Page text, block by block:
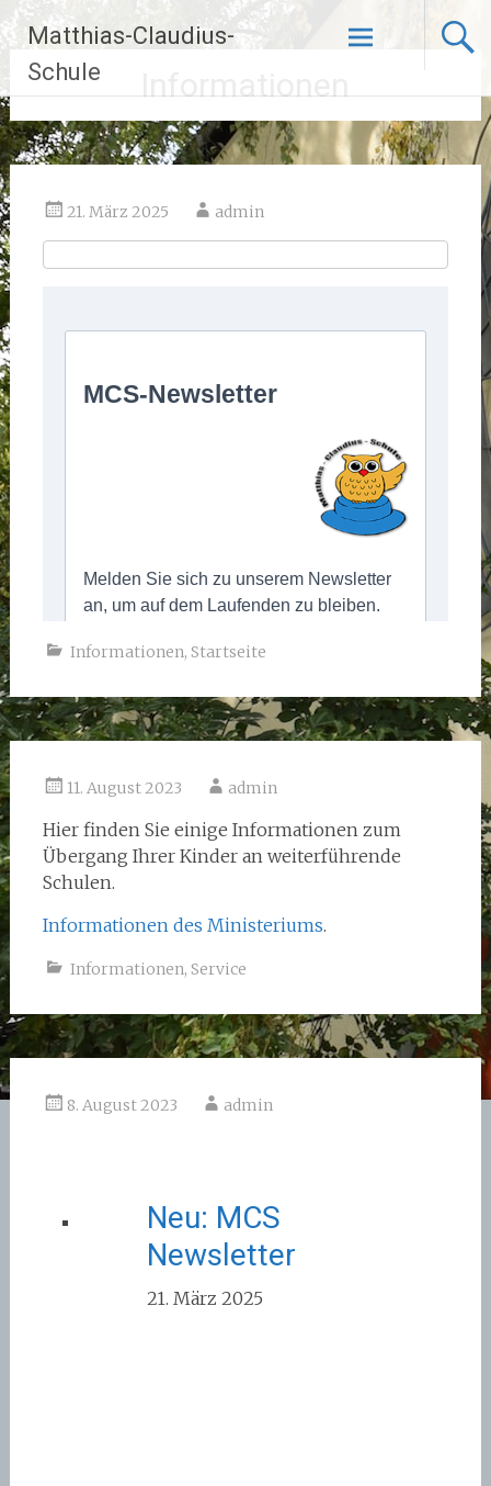
Zum
Inhalt
springen
Matthias-Claudius-
Schule
Informationen
21. März 2025 admin
Informationen, Startseite
11. August 2023 admin
Hier finden Sie einige Informationen zum
Übergang Ihrer Kinder an weiterführende
Schulen.
Informationen des Ministeriums.
Informationen, Service
8. August 2023 admin
Neu: MCS
Newsletter
21. März 2025